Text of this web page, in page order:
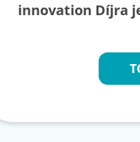
innovation Díjra